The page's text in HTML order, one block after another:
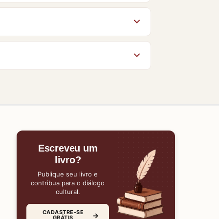
nesta página.
conhecem o Baixe Livros e ajudam
Escreveu um
livro?
Publique seu livro e
contribua para o diálogo
cultural.
CADASTRE-SE
GRÁTIS →